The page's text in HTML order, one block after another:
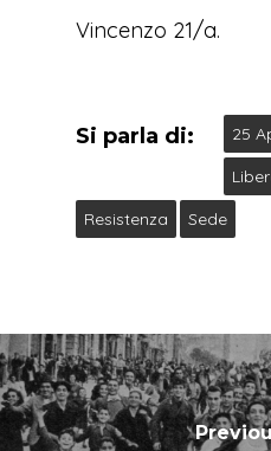
Vincenzo 21/a.
Si parla di: 25
Resistenza
Sede